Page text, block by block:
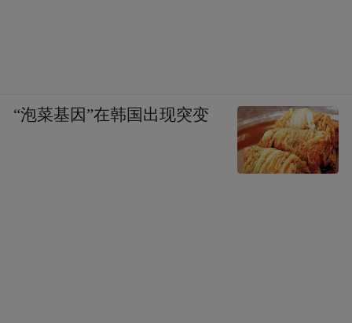
“泡菜基因”在韩国出现突变